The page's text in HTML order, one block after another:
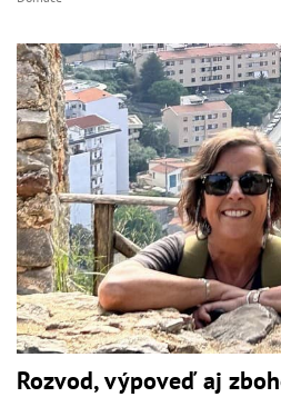
Rozvod, výpoveď aj